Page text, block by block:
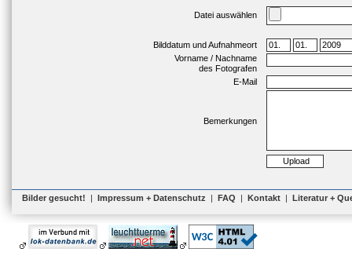
Datei auswählen
Bilddatum und Aufnahmeort
Vorname / Nachname
des Fotografen
E-Mail
Bemerkungen
Bilder gesucht! | Impressum + Datenschutz | FAQ | Kontakt | Literatur +